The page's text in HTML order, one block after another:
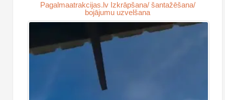
Pagalmaatrakcijas.lv Izkrāpšana/ šantažēšana/
bojājumu uzvelšana